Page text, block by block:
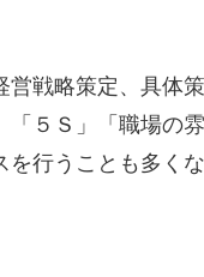
戦略策定、具体
５Ｓ」「職場の
行うことも多くな